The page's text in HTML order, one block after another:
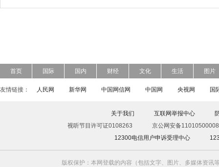
首页 国际 国内 财经 文化 生活 图片
友情链接： 人民网 新华网 中国网信网 中国网 央视网 国
关于我们 互联网举报中心
视听节目许可证0108263
京公网安备
12300电信用户申诉受理中心
版权保护：本网登载的内容（包括文字、图片、多媒体资